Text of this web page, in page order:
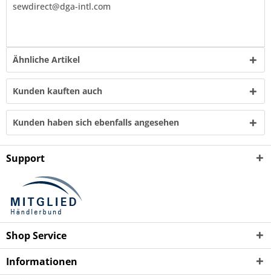
sewdirect@dga-intl.com
Ähnliche Artikel
Kunden kauften auch
Kunden haben sich ebenfalls angesehen
Support
Shop Service
Informationen